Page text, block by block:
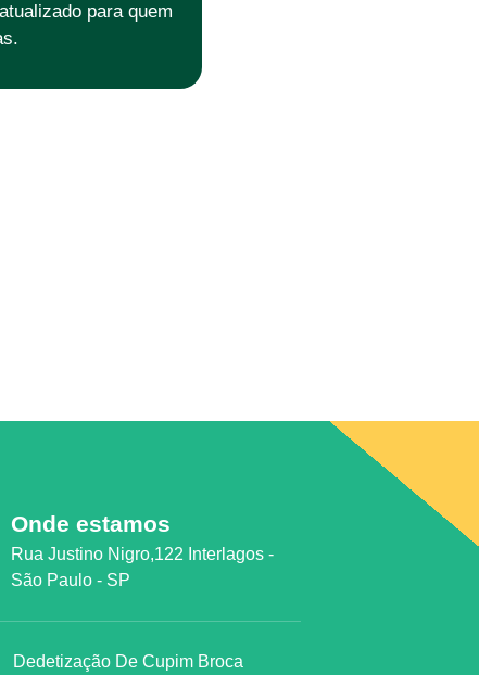
para quem
Onde estamos
Rua Justino Nigro,122 Interlagos -
São Paulo - SP
Dedetização De Cupim Broca